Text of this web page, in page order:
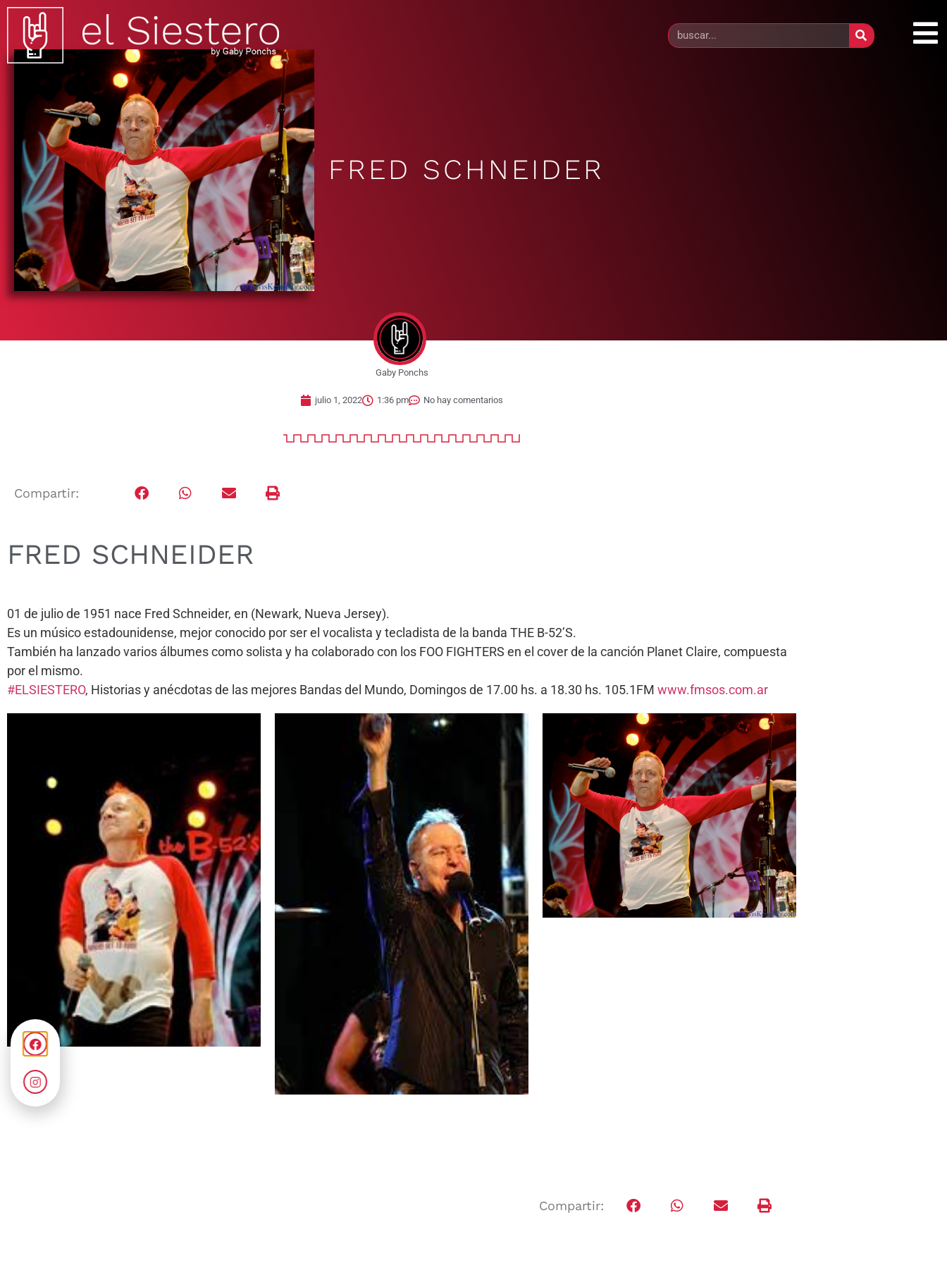
FRED SCHNEIDER
Gaby Ponchs
julio 1, 2022 1:36 pm No hay comentarios
Compartir:
FRED SCHNEIDER
01 de julio de 1951 nace Fred Schneider, en (Newark, Nueva Jersey).
Es un músico estadounidense, mejor conocido por ser el vocalista y tecladista de la banda THE B-52’S.
También ha lanzado varios álbumes como solista y ha colaborado con los FOO FIGHTERS en el cover de la canción Planet Claire, compuesta
por el mismo.
#ELSIESTERO, Historias y anécdotas de las mejores Bandas del Mundo, Domingos de 17.00 hs. a 18.30 hs. 105.1FM www.fmsos.com.ar
Compartir: